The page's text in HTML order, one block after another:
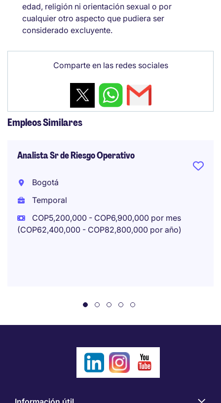
edad, religión ni orientación sexual o por
cualquier otro aspecto que pudiera ser
considerado excluyente.
Comparte en las redes sociales
Empleos Similares
Analista Sr de Riesgo Operativo
Bogotá
Temporal
COP5,200,000 - COP6,900,000 por mes
(COP62,400,000 - COP82,800,000 por año)